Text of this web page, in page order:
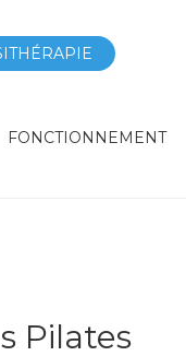
FONCTIONNEMENT
Pilates